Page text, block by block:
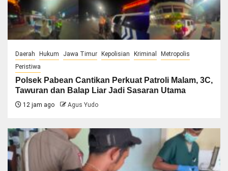
Daerah Hukum Jawa Timur Kepolisian Kriminal
Metropolis
Peristiwa
Polsek Pabean Cantikan Perkuat Patroli Malam, 3C,
Tawuran dan Balap Liar Jadi Sasaran Utama
12 jam ago Agus Yudo